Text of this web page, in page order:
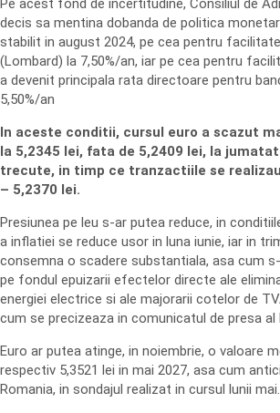
Pe acest fond de incertitudine, Consiliul de
decis sa mentina dobanda de politica
stabilit in august 2024, pe cea pentru
(Lombard) la 7,50%/an, iar pe cea pentru
a devenit principala rata directoare pentru
5,50%/an
In aceste conditii, cursul euro a scazut
la 5,2345 lei, fata de 5,2409 lei, la
trecute, in timp ce tranzactiile se
– 5,2370 lei.
Presiunea pe leu s-ar putea reduce, in
a inflatiei se reduce usor in luna iunie, iar in
consemna o scadere substantiala, asa cum
pe fondul epuizarii efectelor directe ale
energiei electrice si ale majorarii cotelor de
cum se precizeaza in comunicatul de presa al
Euro ar putea atinge, in noiembrie, o valoare
respectiv 5,3521 lei in mai 2027, asa cum
Romania, in sondajul realizat in cursul lunii mai.